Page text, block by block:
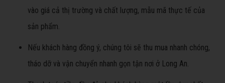
vào giá cả thị trường và chất lượng, mẫu mã thực tế của
sản phẩm.
Nếu khách hàng đồng ý, chúng tôi sẽ thu mua nhanh chóng,
tháo dỡ và vận chuyển nhanh gọn tận nơi ở Long An.